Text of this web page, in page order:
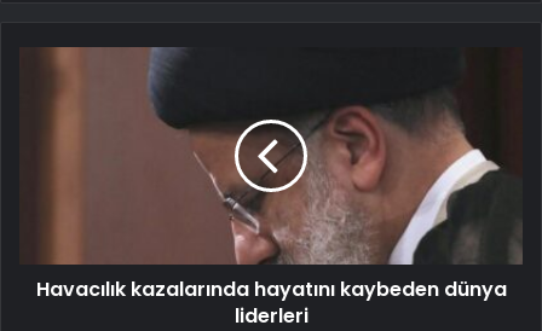
Havacılık kazalarında hayatını kaybeden dünya
liderleri